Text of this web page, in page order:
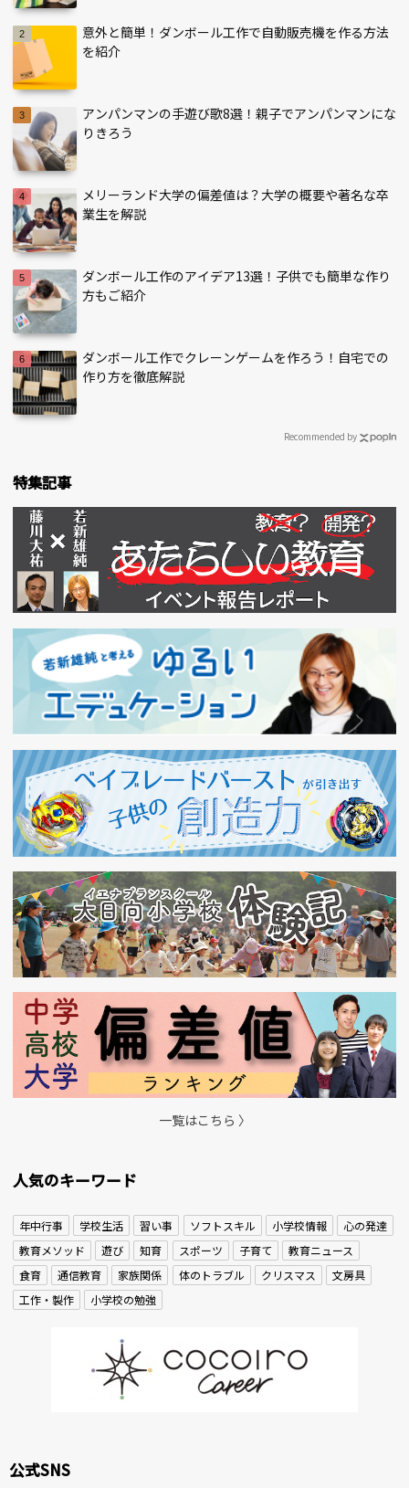
意外と簡単！ダンボール工作で自動販売機を作る方法
を紹介
アンパンマンの手遊び歌8選！親子でアンパンマンにな
りきろう
メリーランド大学の偏差値は？大学の概要や著名な卒
業生を解説
ダンボール工作のアイデア13選！子供でも簡単な作り
方もご紹介
ダンボール工作でクレーンゲームを作ろう！自宅での
作り方を徹底解説
Recommended by
特集記事
一覧はこちら 〉
人気のキーワード
年中行事 学校生活 習い事 ソフトスキル 小学校情報
心の発達
教育メソッド
遊び 知育 スポーツ 子育て
教育ニュース
食育
通信教育 家族関係 体のトラブル クリスマス
文房具
工作・製作
小学校の勉強
公式SNS